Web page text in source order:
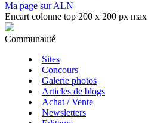
Ma page sur ALN
Encart colonne top 200 x 200 px max
Communauté
Sites
Concours
Galerie photos
Articles de blogs
Achat / Vente
Newsletters